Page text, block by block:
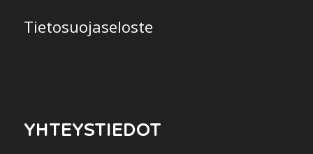
Tietosuojaseloste
YHTEYSTIEDOT